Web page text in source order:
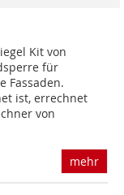
Kit von
für
Fassaden.
ist, errechnet
von
mehr